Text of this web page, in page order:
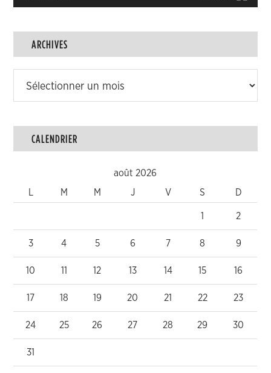
ARCHIVES
CALENDRIER
août 2026
M M J V S D
1 2
3 4 5 6 7 8 9
10 11 12 13 14 15 16
17 18 19 20 21 22 23
24 25 26 27 28 29 30
31